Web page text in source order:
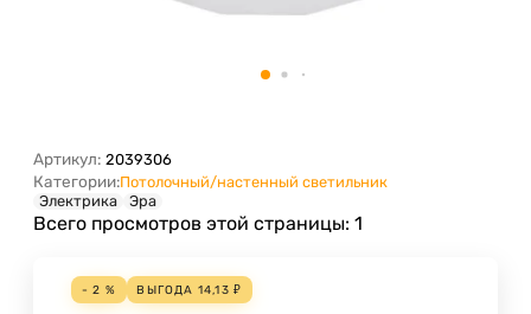
Артикул: 2039306
Категории:Потолочный/настенный светильник
Электрика
Эра
Всего просмотров этой страницы: 1
- 2 % ВЫГОДА 14,13 ₽